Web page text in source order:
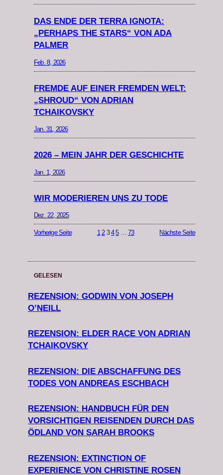
DAS ENDE DER TERRA IGNOTA:
„PERHAPS THE STARS“ VON ADA
PALMER
Feb. 8, 2026
FREMDE AUF EINER FREMDEN WELT:
„SHROUD“ VON ADRIAN
TCHAIKOVSKY
Jan. 31, 2026
2026 – MEIN JAHR DER GESCHICHTE
Jan. 1, 2026
WIR MODERIEREN UNS ZU TODE
Dez. 22, 2025
Vorherige Seite 1 2 3 4 5 … 73 Nächste Seite
GELESEN
REZENSION: GODWIN VON JOSEPH
O’NEILL
REZENSION: ELDER RACE VON ADRIAN
TCHAIKOVSKY
REZENSION: DIE ABSCHAFFUNG DES
TODES VON ANDREAS ESCHBACH
REZENSION: HANDBUCH FÜR DEN
VORSICHTIGEN REISENDEN DURCH DAS
ÖDLAND VON SARAH BROOKS
REZENSION: EXTINCTION OF
EXPERIENCE VON CHRISTINE ROSEN